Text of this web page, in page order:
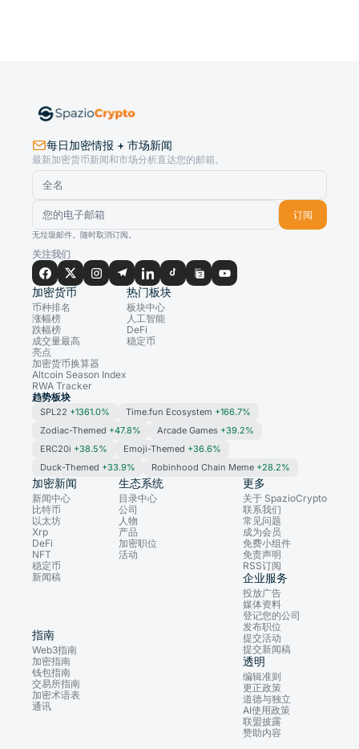
每日加密情报 + 市场新闻
最新加密货币新闻和市场分析直达您的邮箱。
订阅
无垃圾邮件。随时取消订阅。
关注我们
加密货币
币种排名
涨幅榜
跌幅榜
成交量最高
亮点
加密货币换算器
Altcoin Season Index
RWA Tracker
热门板块
板块中心
人工智能
DeFi
稳定币
趋势板块
SPL22 +1361.0% Time.fun Ecosystem +166.7%
Zodiac-Themed +47.8% Arcade Games +39.2%
ERC20i +38.5% Emoji-Themed +36.6%
Duck-Themed +33.9% Robinhood Chain Meme +28.2%
加密新闻
新闻中心
比特币
以太坊
Xrp
DeFi
NFT
稳定币
新闻稿
生态系统
目录中心
公司
人物
产品
加密职位
活动
指南
Web3指南
加密指南
钱包指南
交易所指南
加密术语表
通讯
更多
关于 SpazioCrypto
联系我们
常见问题
成为会员
免费小组件
免责声明
RSS订阅
企业服务
投放广告
媒体资料
登记您的公司
发布职位
提交活动
提交新闻稿
透明
编辑准则
更正政策
道德与独立
AI使用政策
联盟披露
赞助内容